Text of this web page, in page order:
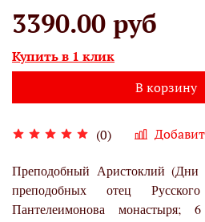
(0)
3390.00 руб
Купить в 1 клик
В корзину
Преподобный Аристоклий
преподобных отец
Пантелеимонова монастыря;